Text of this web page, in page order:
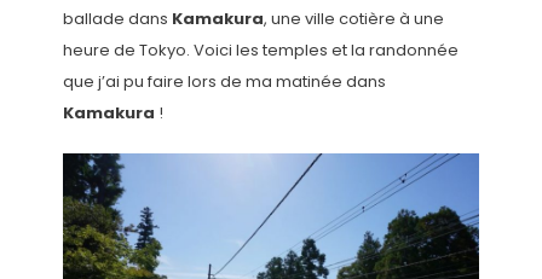
ballade dans Kamakura, une ville cotière à une
heure de Tokyo. Voici les temples et la randonnée
que j’ai pu faire lors de ma matinée dans
Kamakura !